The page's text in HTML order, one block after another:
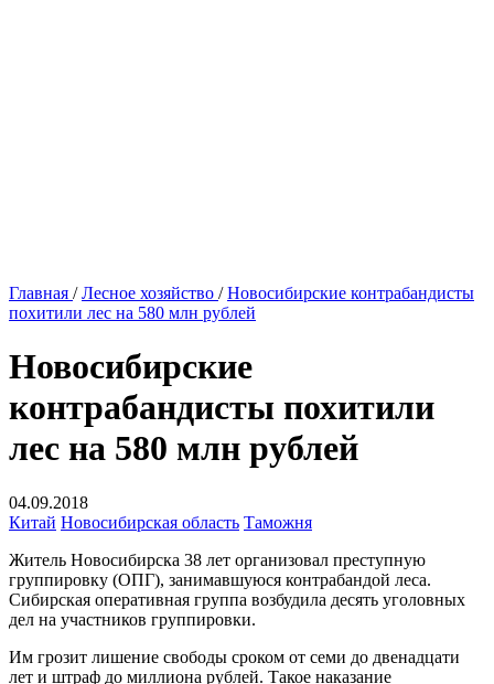
Главная / Лесное хозяйство / Новосибирские контрабандисты
похитили лес на 580 млн рублей
Новосибирские
контрабандисты похитили
лес на 580 млн рублей
04.09.2018
Китай Новосибирская область Таможня
Житель Новосибирска 38 лет организовал преступную
группировку (ОПГ), занимавшуюся контрабандой леса.
Сибирская оперативная группа возбудила десять уголовных
дел на участников группировки.
Им грозит лишение свободы сроком от семи до двенадцати
лет и штраф до миллиона рублей. Такое наказание